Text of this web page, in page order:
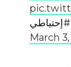
March 3,